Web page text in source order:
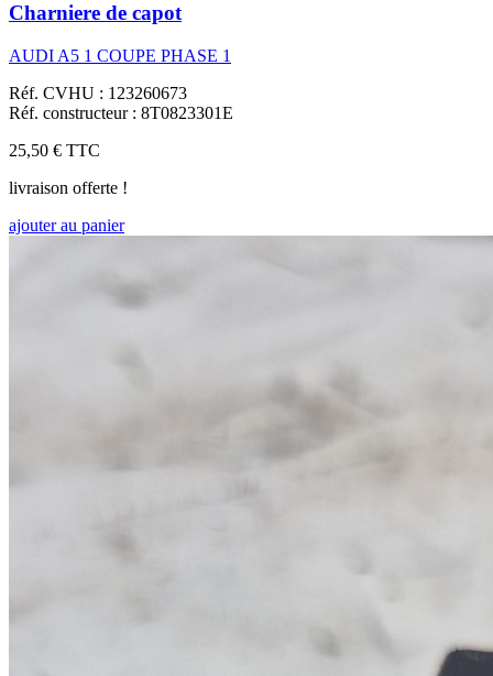
Charniere de capot
AUDI A5 1 COUPE PHASE 1
Réf. CVHU : 123260673
Réf. constructeur : 8T0823301E
25,50 € TTC
livraison offerte !
ajouter au panier